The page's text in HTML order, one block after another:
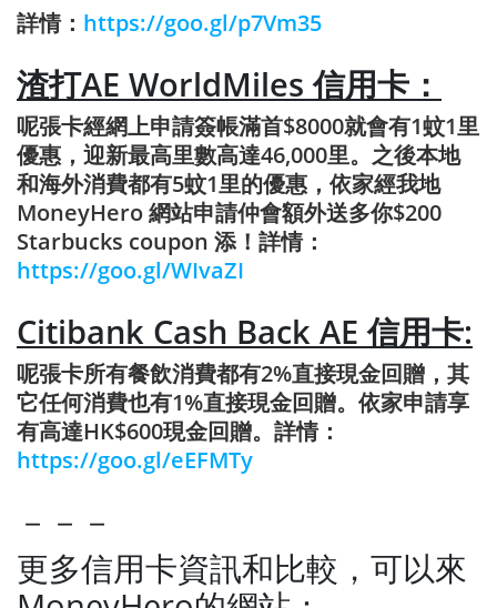
詳情： https://goo.gl/p7Vm35
渣打AE WorldMiles 信用卡：
呢張卡經網上申請簽帳滿首$8000就會有1蚊1里
優惠，迎新最高里數高達46,000里。之後本地
和海外消費都有5蚊1里的優惠，依家經我地
MoneyHero 網站申請仲會額外送多你$200
Starbucks coupon 添！詳情：
https://goo.gl/WIvaZI
Citibank Cash Back AE 信用卡:
呢張卡所有餐飲消費都有2%直接現金回贈，其
它任何消費也有1%直接現金回贈。依家申請享
有高達HK$600現金回贈。詳情：
https://goo.gl/eEFMTy
－－－
更多信用卡資訊和比較，可以來